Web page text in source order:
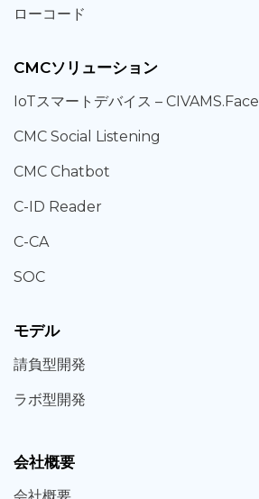
ローコード
CMCソリューション
IoTスマートデバイス – CIVAMS.Face
CMC Social Listening
CMC Chatbot
C-ID Reader
C-CA
SOC
モデル
請負型開発
ラボ型開発
会社概要